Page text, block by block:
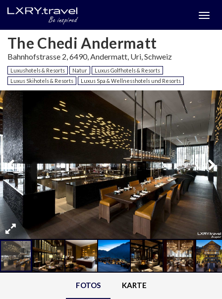
The Chedi Andermatt
Bahnhofstrasse 2, 6490, Andermatt, Uri, Schweiz
Luxushotels & Resorts Natur
Luxus Golfhotels & Resorts
Luxus Skihotels & Resorts
Luxus Spa & Wellnesshotels und Resorts
FOTOS KARTE